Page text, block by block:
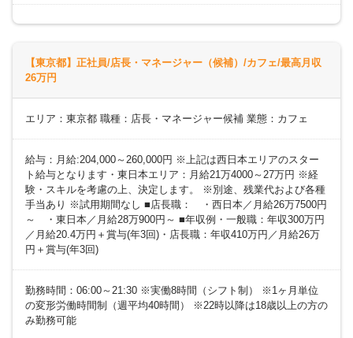
【東京都】正社員/店長・マネージャー（候補）/カフェ/最高月収
26万円
エリア：東京都 職種：店長・マネージャー候補 業態：カフェ
給与：月給:204,000～260,000円 ※上記は西日本エリアのスター
ト給与となります・東日本エリア：月給21万4000～27万円 ※経
験・スキルを考慮の上、決定します。 ※別途、残業代および各種
手当あり ※試用期間なし ■店長職： ・西日本／月給26万7500円
～ ・東日本／月給28万900円～ ■年収例・一般職：年収300万円
／月給20.4万円＋賞与(年3回)・店長職：年収410万円／月給26万
円＋賞与(年3回)
勤務時間：06:00～21:30 ※実働8時間（シフト制） ※1ヶ月単位
の変形労働時間制（週平均40時間） ※22時以降は18歳以上の方の
み勤務可能